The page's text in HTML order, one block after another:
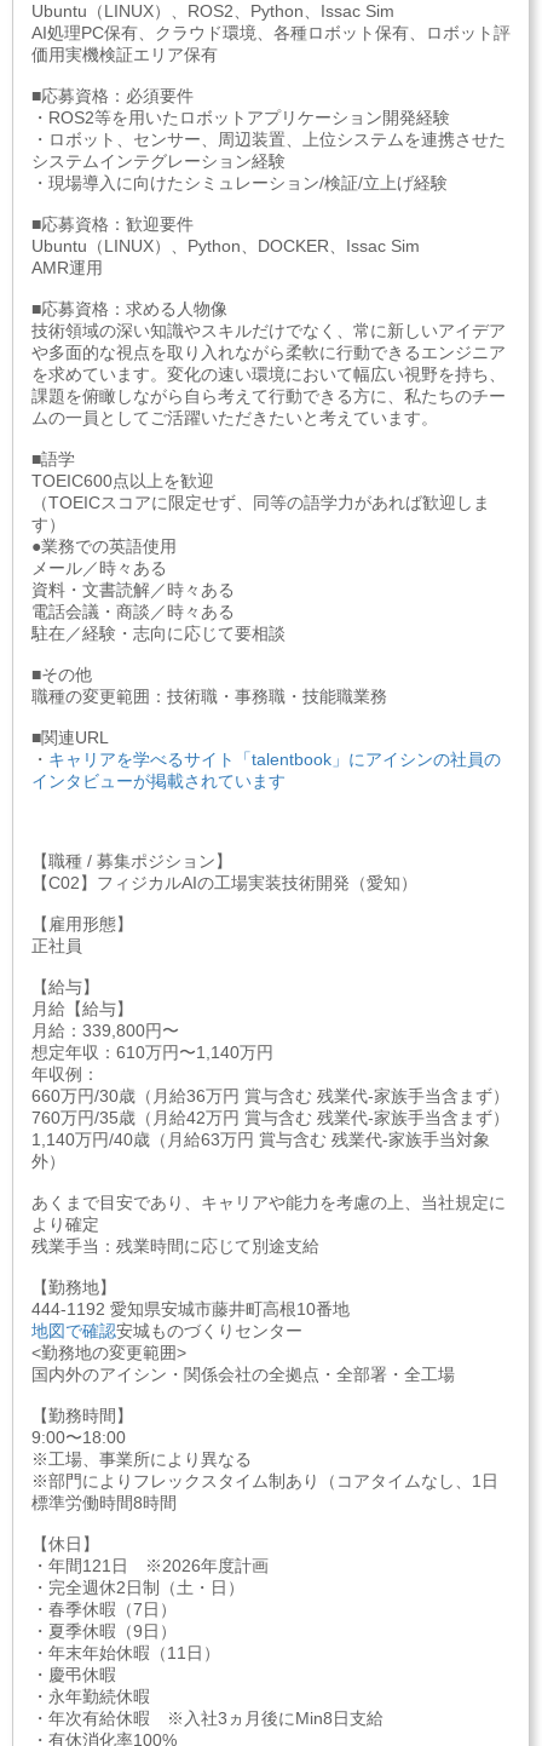
Ubuntu（LINUX）、ROS2、Python、Issac Sim
AI処理PC保有、クラウド環境、各種ロボット保有、ロボット評
価用実機検証エリア保有
■応募資格：必須要件
・ROS2等を用いたロボットアプリケーション開発経験
・ロボット、センサー、周辺装置、上位システムを連携させた
システムインテグレーション経験
・現場導入に向けたシミュレーション/検証/立上げ経験
■応募資格：歓迎要件
Ubuntu（LINUX）、Python、DOCKER、Issac Sim
AMR運用
■応募資格：求める人物像
技術領域の深い知識やスキルだけでなく、常に新しいアイデア
や多面的な視点を取り入れながら柔軟に行動できるエンジニア
を求めています。変化の速い環境において幅広い視野を持ち、
課題を俯瞰しながら自ら考えて行動できる方に、私たちのチー
ムの一員としてご活躍いただきたいと考えています。
■語学
TOEIC600点以上を歓迎
（TOEICスコアに限定せず、同等の語学力があれば歓迎しま
す）
●業務での英語使用
メール／時々ある
資料・文書読解／時々ある
電話会議・商談／時々ある
駐在／経験・志向に応じて要相談
■その他
職種の変更範囲：技術職・事務職・技能職業務
■関連URL
・ キャリアを学べるサイト「talentbook」にアイシンの社員の
インタビューが掲載されています
【職種 / 募集ポジション】
【C02】フィジカルAIの工場実装技術開発（愛知）
【雇用形態】
正社員
【給与】
月給【給与】
月給：339,800円〜
想定年収：610万円〜1,140万円
年収例：
660万円/30歳（月給36万円 賞与含む 残業代-家族手当含まず）
760万円/35歳（月給42万円 賞与含む 残業代-家族手当含まず）
1,140万円/40歳（月給63万円 賞与含む 残業代-家族手当対象
外）
あくまで目安であり、キャリアや能力を考慮の上、当社規定に
より確定
残業手当：残業時間に応じて別途支給
【勤務地】
444-1192 愛知県安城市藤井町高根10番地
地図で確認安城ものづくりセンター
<勤務地の変更範囲>
国内外のアイシン・関係会社の全拠点・全部署・全工場
【勤務時間】
9:00〜18:00
※工場、事業所により異なる
※部門によりフレックスタイム制あり（コアタイムなし、1日
標準労働時間8時間
【休日】
・年間121日 ※2026年度計画
・完全週休2日制（土・日）
・春季休暇（7日）
・夏季休暇（9日）
・年末年始休暇（11日）
・慶弔休暇
・永年勤続休暇
・年次有給休暇 ※入社3ヵ月後にMin8日支給
・有休消化率100%